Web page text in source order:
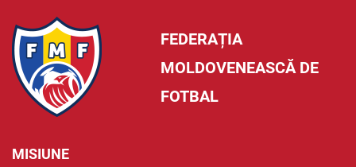
FEDERAȚIA
MOLDOVENEASCĂ DE
FOTBAL
MISIUNE